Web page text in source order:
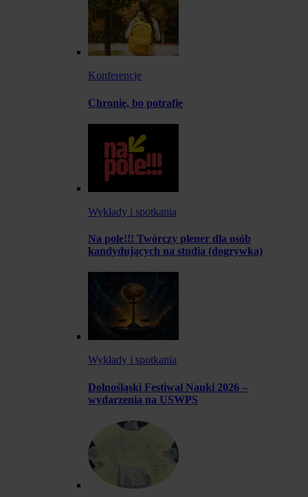
Konferencje
Chronię, bo potrafię
Wykłady i spotkania
Na pole!!! Twórczy plener dla osób
kandydujących na studia (dogrywka)
Wykłady i spotkania
Dolnośląski Festiwal Nauki 2026 –
wydarzenia na USWPS